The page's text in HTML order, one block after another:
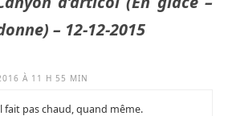
– 12-12-2015
À 11 H 55 MIN
fait pas chaud, quand même.